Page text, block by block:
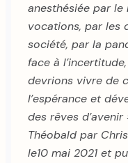
anesthésiée par
vocations, par les
société, par la
face à
devrions vivre de
l’espérance et
des rêves
Théobald par
le10 mai 2021 et